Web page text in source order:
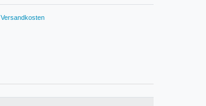
Versandkosten